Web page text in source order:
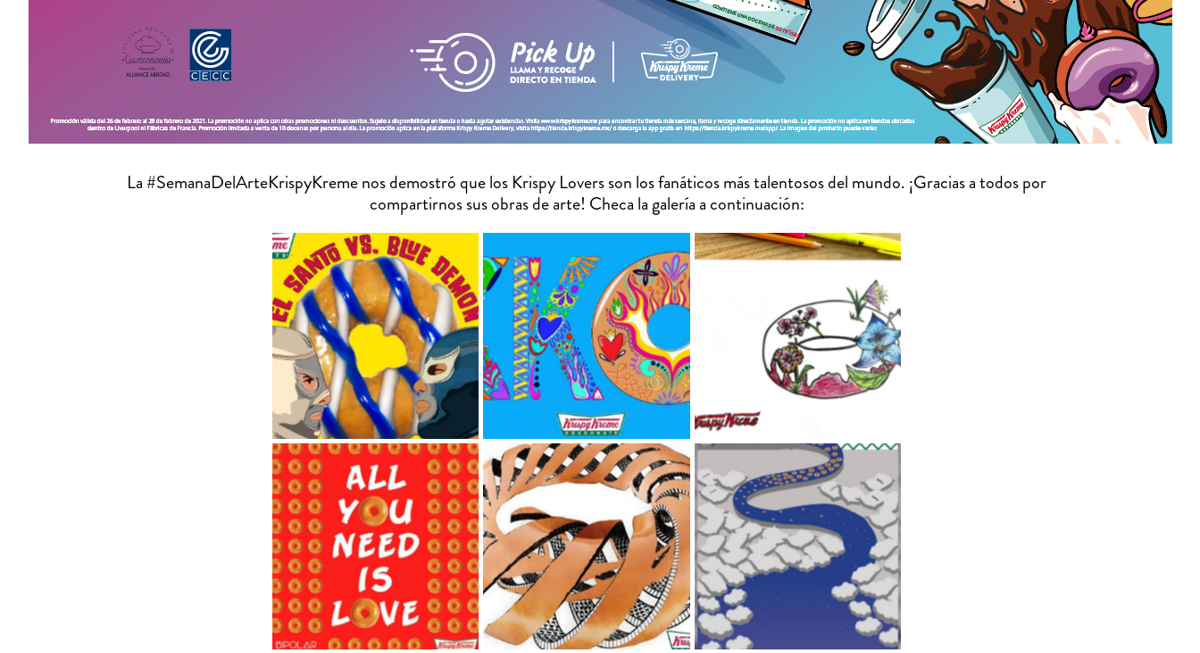
La #SemanaDelArteKrispyKreme nos demostró que los Krispy Lovers son los fanáticos más talentosos del mundo. ¡Gracias a todos por
compartirnos sus obras de arte! Checa la galería a continuación: